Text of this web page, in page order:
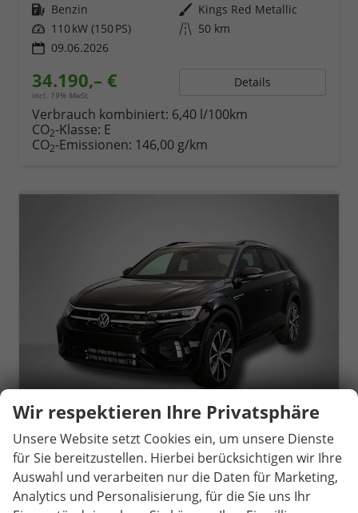
Kraftstoff Benzin Außenfarbe Kings Red Metallic
Leistung 110 kW (150 PS) Kilometerstand 50 km
09.06.2026
34.190,– €
incl. 19% MwSt.
Details
Verbrauch kombiniert: 6,40 l/100km
CO2-Klasse: E
CO2-Emissionen: 146,00 g/km
Volkswagen T-Roc
R-Line 1.5 TSI 7-Gang-DSG
unverbindliche Lieferzeit: 14 Tage Neuwagen
Wir respektieren Ihre Privatsphäre
Unsere Website setzt Cookies ein, um unsere Dienste
für Sie bereitzustellen. Hierbei berücksichtigen wir Ihre
Auswahl und verarbeiten nur die Daten für Marketing,
Analytics und Personalisierung, für die Sie uns Ihr